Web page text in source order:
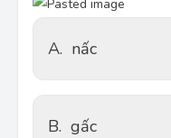
A. nấc
B. gấc